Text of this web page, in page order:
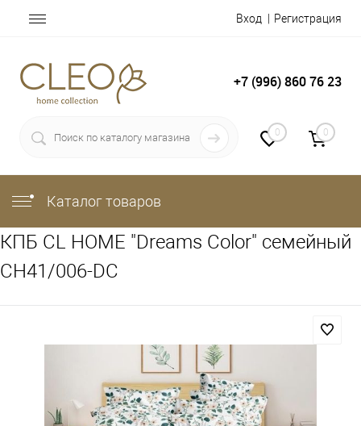
Вход Регистрация
+7 (996) 860 76 23
0 0
Каталог товаров
КПБ CL HOME "Dreams Color" семейный
CH41/006-DC